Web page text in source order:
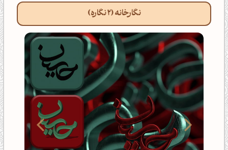
نگارخانه (2 نگاره)